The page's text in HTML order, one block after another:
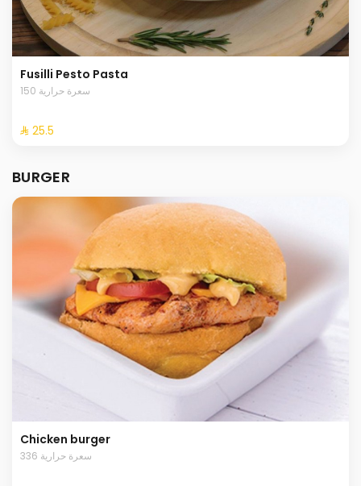
Fusilli Pesto Pasta
150 سعرة حرارية
⁨⁦‪‬ 25.5⁩
BURGER
Chicken burger
336 سعرة حرارية